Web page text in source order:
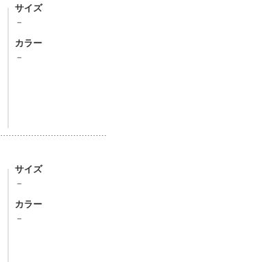
サイズ
－
カラー
－
サイズ
－
カラー
－